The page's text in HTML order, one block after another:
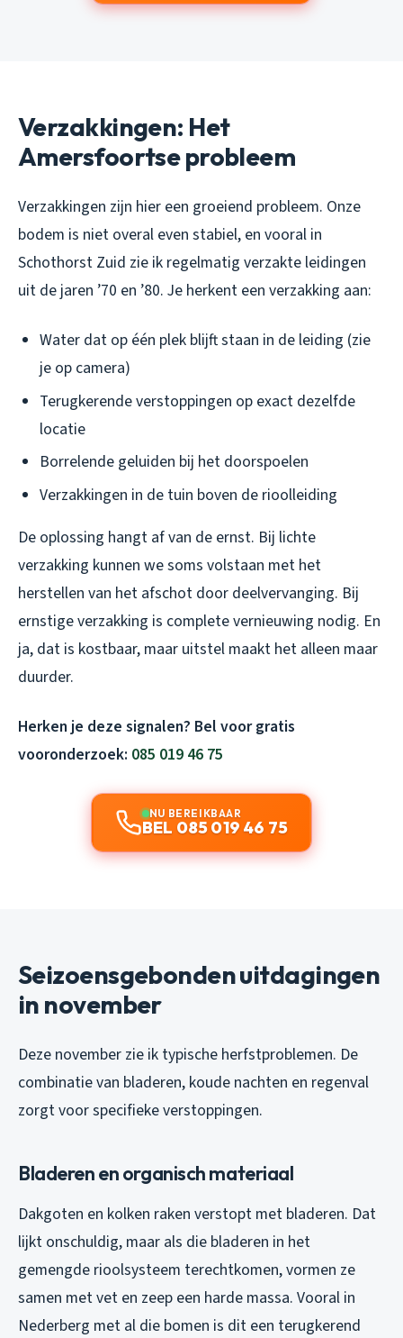
Verzakkingen: Het
Amersfoortse probleem
Verzakkingen zijn hier een groeiend probleem. Onze
bodem is niet overal even stabiel, en vooral in
Schothorst Zuid zie ik regelmatig verzakte leidingen
uit de jaren ’70 en ’80. Je herkent een verzakking aan:
Water dat op één plek blijft staan in de leiding (zie
je op camera)
Terugkerende verstoppingen op exact dezelfde
locatie
Borrelende geluiden bij het doorspoelen
Verzakkingen in de tuin boven de rioolleiding
De oplossing hangt af van de ernst. Bij lichte
verzakking kunnen we soms volstaan met het
herstellen van het afschot door deelvervanging. Bij
ernstige verzakking is complete vernieuwing nodig. En
ja, dat is kostbaar, maar uitstel maakt het alleen maar
duurder.
Herken je deze signalen? Bel voor gratis
vooronderzoek: 085 019 46 75
NU BEREIKBAAR
BEL 085 019 46 75
Seizoensgebonden uitdagingen
in november
Deze november zie ik typische herfstproblemen. De
combinatie van bladeren, koude nachten en regenval
zorgt voor specifieke verstoppingen.
Bladeren en organisch materiaal
Dakgoten en kolken raken verstopt met bladeren. Dat
lijkt onschuldig, maar als die bladeren in het
gemengde rioolsysteem terechtkomen, vormen ze
samen met vet en zeep een harde massa. Vooral in
Nederberg met al die bomen is dit een terugkerend